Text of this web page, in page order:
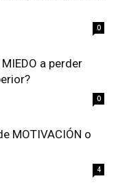
0
a perder
0
MOTIVACIÓN o
4